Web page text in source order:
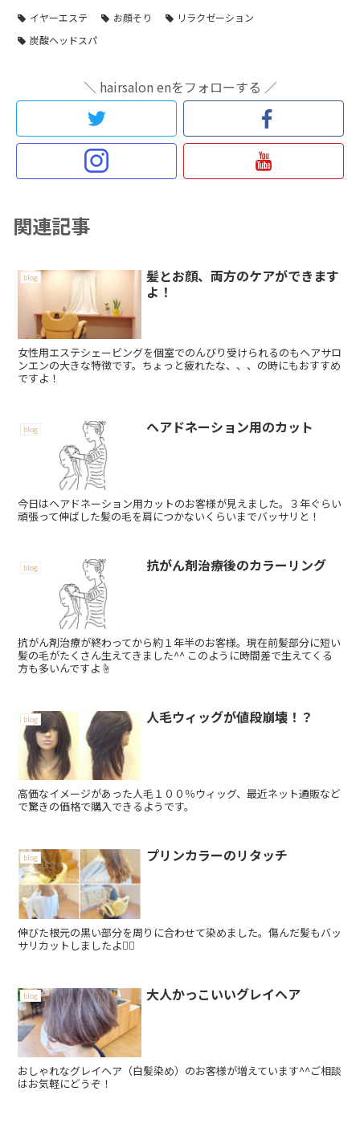
イヤーエステ お顔そり
リラクゼーション
炭酸ヘッドスパ
＼ hairsalon enをフォローする ／
関連記事
blog
髪とお顔、両方のケアができます
よ！
女性用エステシェービングを個室でのんびり受けられるのもヘアサロ
ンエンの大きな特徴です。ちょっと疲れたな、、、の時にもおすすめ
ですよ！
blog ヘアドネーション用のカット
今日はヘアドネーション用カットのお客様が見えました。３年ぐらい
頑張って伸ばした髪の毛を肩につかないくらいまでバッサリと！
blog 抗がん剤治療後のカラーリング
抗がん剤治療が終わってから約１年半のお客様。現在前髪部分に短い
髪の毛がたくさん生えてきました^^ このように時間差で生えてくる
方も多いんですよ☝️
blog 人毛ウィッグが値段崩壊！？
高価なイメージがあった人毛１００％ウィッグ、最近ネット通販など
で驚きの価格で購入できるようです。
blog プリンカラーのリタッチ
伸びた根元の黒い部分を周りに合わせて染めました。傷んだ髪もバッ
サリカットしましたよ💇‍♀️
blog 大人かっこいいグレイヘア
おしゃれなグレイヘア（白髪染め）のお客様が増えています^^ご相談
はお気軽にどうぞ！